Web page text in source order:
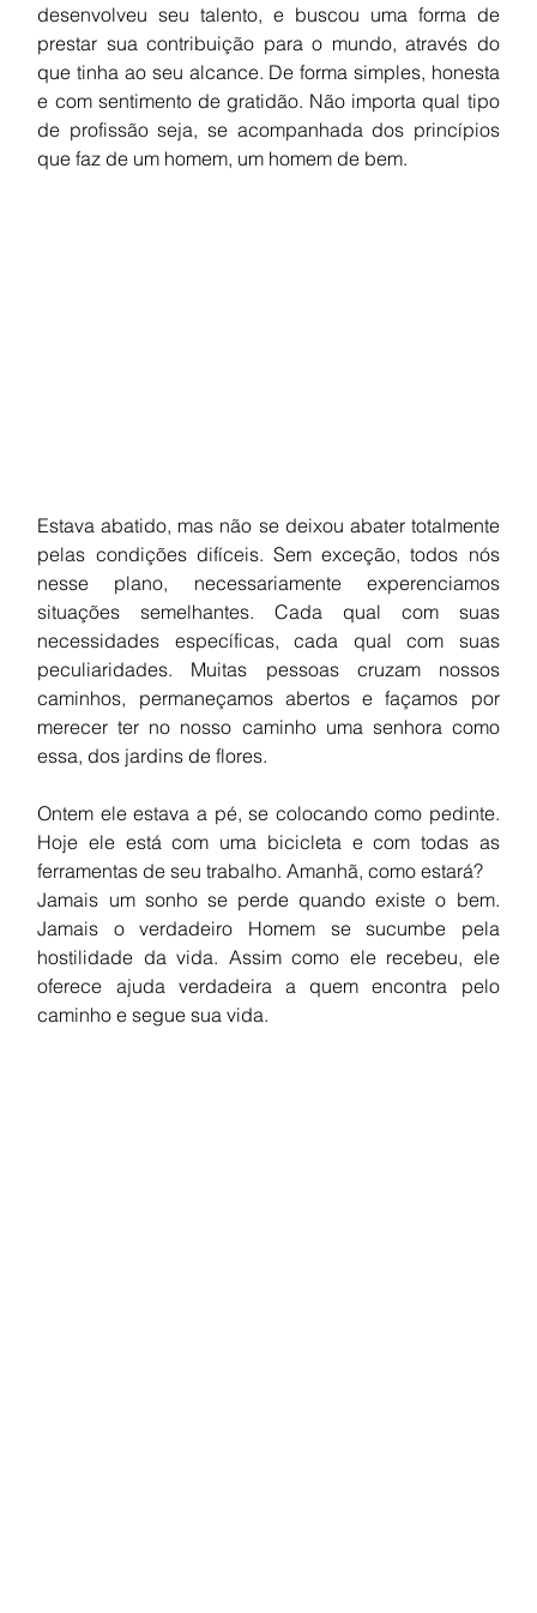
desenvolveu seu talento, e buscou uma forma de
prestar sua contribuição para o mundo, através do
que tinha ao seu alcance. De forma simples, honesta
e com sentimento de gratidão. Não importa qual tipo
de profissão seja, se acompanhada dos princípios
que faz de um homem, um homem de bem.
Estava abatido, mas não se deixou abater totalmente
pelas condições difíceis. Sem exceção, todos nós
nesse plano, necessariamente experenciamos
situações semelhantes. Cada qual com suas
necessidades específicas, cada qual com suas
peculiaridades. Muitas pessoas cruzam nossos
caminhos, permaneçamos abertos e façamos por
merecer ter no nosso caminho uma senhora como
essa, dos jardins de flores.
Ontem ele estava a pé, se colocando como pedinte.
Hoje ele está com uma bicicleta e com todas as
ferramentas de seu trabalho. Amanhã, como estará?
Jamais um sonho se perde quando existe o bem.
Jamais o verdadeiro Homem se sucumbe pela
hostilidade da vida. Assim como ele recebeu, ele
oferece ajuda verdadeira a quem encontra pelo
caminho e segue sua vida.